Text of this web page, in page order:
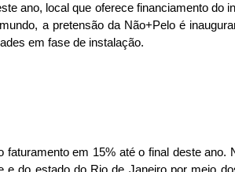
ano, local que oferece financiamento do
a pretensão da Não+Pelo é
em fase de instalação.
em 15% até o final deste ano.